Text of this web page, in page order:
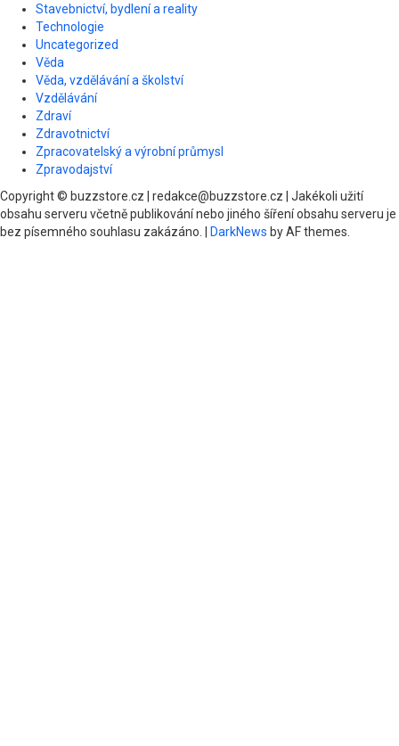
Stavebnictví, bydlení a reality
Technologie
Uncategorized
Věda
Věda, vzdělávání a školství
Vzdělávání
Zdraví
Zdravotnictví
Zpracovatelský a výrobní průmysl
Zpravodajství
Copyright © buzzstore.cz | redakce@buzzstore.cz | Jakékoli užití
obsahu serveru včetně publikování nebo jiného šíření obsahu serveru je
bez písemného souhlasu zakázáno.
DarkNews by AF themes.